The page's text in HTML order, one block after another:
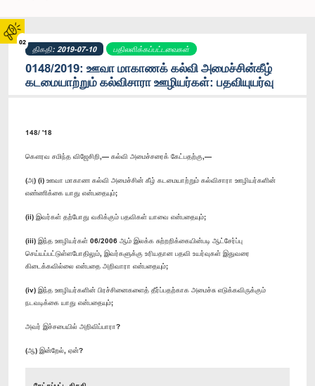
02
திகதி: 2019-07-10 பதிலளிக்கப்பட்டவைகள்
0148/2019: ஊவா மாகாணக் கல்வி அமைச்சின்கீழ்
கடமையாற்றும் கல்விசாரா ஊழியர்கள்: பதவியுயர்வு
148/ '18
கௌரவ சமிந்த விஜேசிறி,— கல்வி அமைச்சரைக் கேட்பதற்கு,—
(அ) (i) ஊவா மாகாண கல்வி அமைச்சின் கீழ் கடமையாற்றும் கல்விசாரா ஊழியர்களின்
எண்ணிக்கை யாது என்பதையும்;
(ii) இவர்கள் தற்போது வகிக்கும் பதவிகள் யாவை என்பதையும்;
(iii) இந்த ஊழியர்கள் 06/2006 ஆம் இலக்க சுற்றறிக்கையின்படி ஆட்சேர்ப்பு
செய்யப்பட்டுள்ளபோதிலும், இவர்களுக்கு உரியதான பதவி உயர்வுகள் இதுவரை
கிடைக்கவில்லை என்பதை அறிவாரா என்பதையும்;
(iv) இந்த ஊழியர்களின் பிரச்சினைகளைத் தீர்ப்பதற்காக அமைச்சு எடுக்கவிருக்கும்
நடவடிக்கை யாது என்பதையும்;
அவர் இச்சபையில் அறிவிப்பாரா?
(ஆ) இன்றேல், ஏன்?